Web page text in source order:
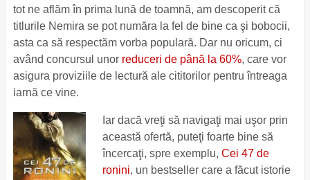
tot ne aflăm în prima lună de toamnă, am descoperit că
titlurile Nemira se pot număra la fel de bine ca şi bobocii,
asta ca să respectăm vorba populară. Dar nu oricum, ci
având concursul unor reduceri de până la 60%, care vor
asigura proviziile de lectură ale cititorilor pentru întreaga
iarnă ce vine.
Iar dacă vreţi să navigaţi mai uşor prin
această ofertă, puteţi foarte bine să
încercaţi, spre exemplu, Cei 47 de
ronini, un bestseller care a făcut istorie